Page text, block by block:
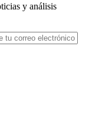
y análisis